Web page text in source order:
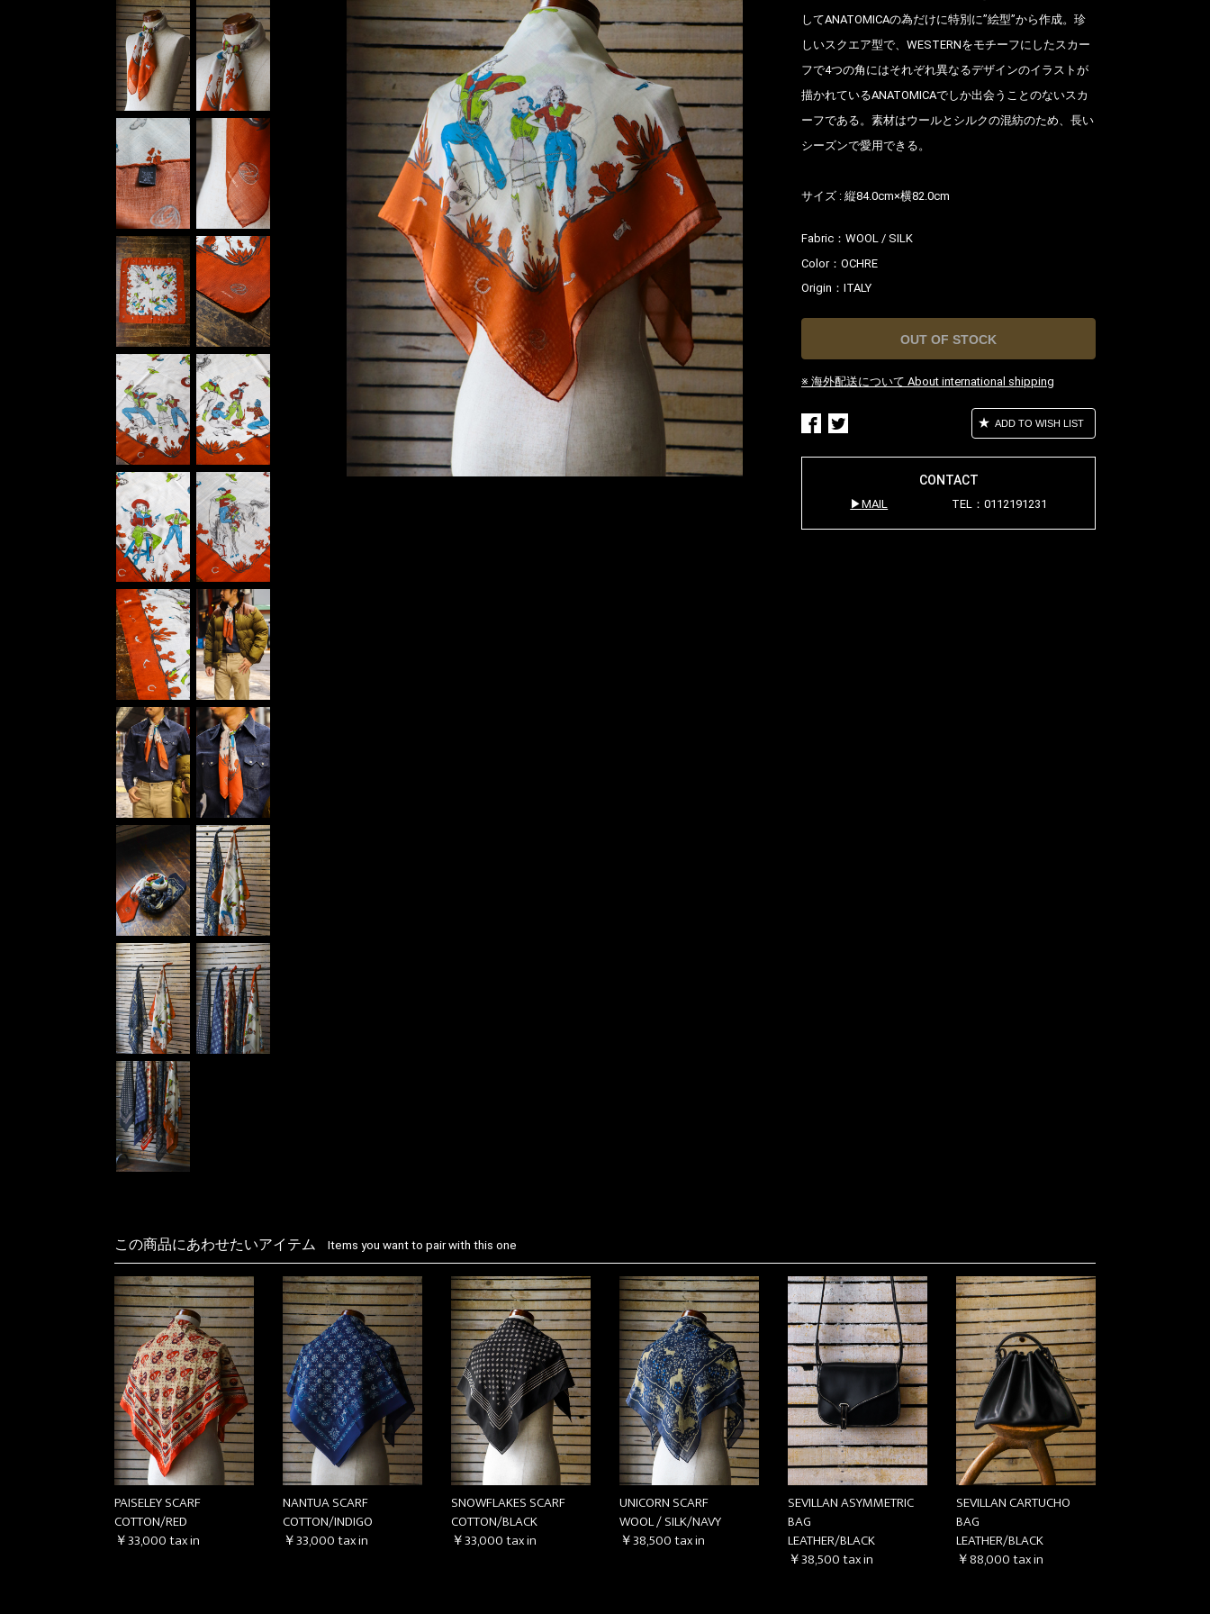
してANATOMICAの為だけに特別に”絵型”から作成。珍
しいスクエア型で、WESTERNをモチーフにしたスカー
フで4つの角にはそれぞれ異なるデザインのイラストが
描かれているANATOMICAでしか出会うことのないスカ
ーフである。素材はウールとシルクの混紡のため、長い
シーズンで愛用できる。
サイズ : 縦84.0cm×横82.0cm
Fabric： WOOL / SILK
Color： OCHRE
Origin： ITALY
OUT OF STOCK
※ 海外配送について About international shipping
ADD TO WISH LIST
CONTACT
MAIL TEL：0112191231
この商品にあわせたいアイテム Items you want to pair with this one
PAISELEY SCARF
COTTON/RED
￥33,000tax in
NANTUA SCARF
COTTON/INDIGO
￥33,000tax in
SNOWFLAKES SCARF
COTTON/BLACK
￥33,000tax in
UNICORN SCARF
WOOL / SILK/NAVY
￥38,500tax in
SEVILLAN ASYMMETRIC
BAG
LEATHER/BLACK
￥38,500tax in
SEVILLAN CARTUCHO
BAG
LEATHER/BLACK
￥88,000tax in